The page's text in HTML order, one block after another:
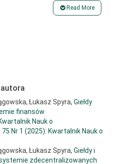
E. [2001], Estimating the
enterprise, “The
pp. 693–708.
Outward foreign direct investments
“Physica A: Statistical
theory of international
of International Business
international direct investment
or development approach,
pp. 30–64.
of international
extensions, “Journal of
1, pp. 1–31.
Read More
Łukasz Spyra, Giełdy
finansów
Nauk o
Nr 1 (2025): Kwartalnik Nauk o
Łukasz Spyra, Giełdy i
zdecentralizowanych